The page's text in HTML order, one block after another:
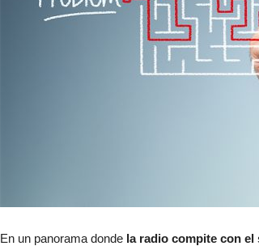
En un panorama donde la radio compite con el